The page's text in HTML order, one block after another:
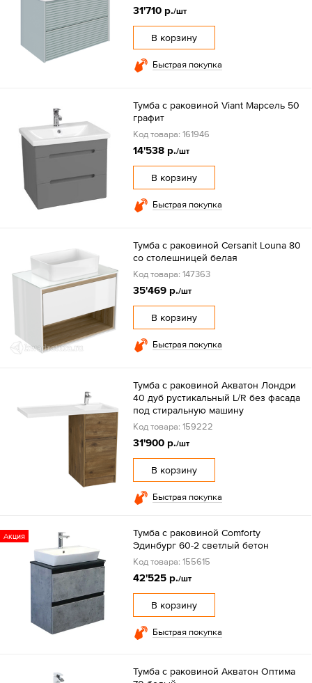
31'710 р./шт
В корзину
Быстрая покупка
Тумба с раковиной Viant Марсель 50
графит
Код товара: 161946
14'538 р./шт
В корзину
Быстрая покупка
Тумба с раковиной Cersanit Louna 80
со столешницей белая
Код товара: 147363
35'469 р./шт
В корзину
Быстрая покупка
Тумба с раковиной Акватон Лондри
40 дуб рустикальный L/R без фасада
под стиральную машину
Код товара: 159222
31'900 р./шт
В корзину
Быстрая покупка
Акция
Тумба с раковиной Comforty
Эдинбург 60-2 светлый бетон
Код товара: 155615
42'525 р./шт
В корзину
Быстрая покупка
Тумба с раковиной Акватон Оптима